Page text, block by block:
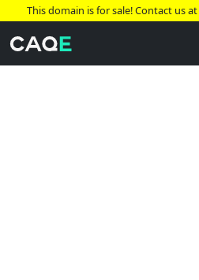
This domain is for sale! Contact us at